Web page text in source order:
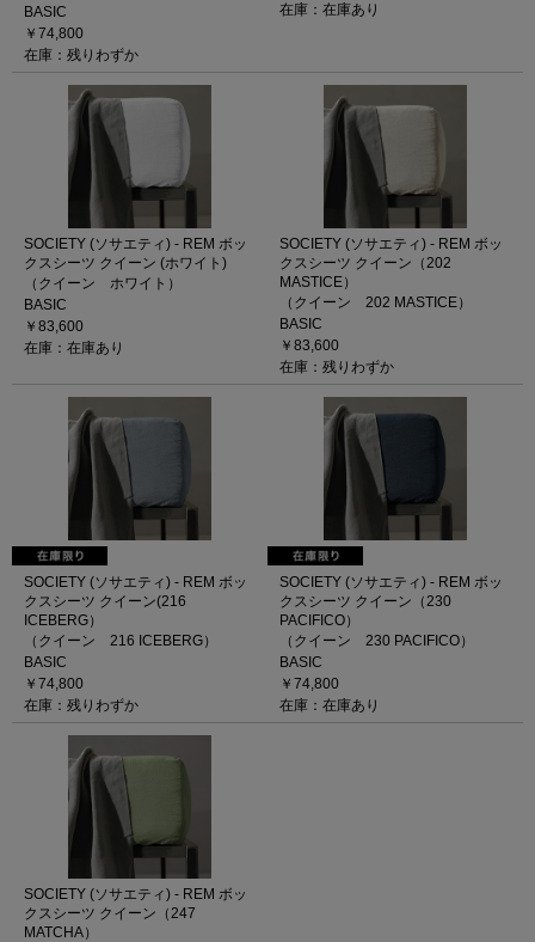
BASIC
￥74,800
在庫：残りわずか
在庫：在庫あり
SOCIETY (ソサエティ) - REM ボッ
クスシーツ クイーン (ホワイト)
（クイーン ホワイト）
BASIC
￥83,600
在庫：在庫あり
SOCIETY (ソサエティ) - REM ボッ
クスシーツ クイーン（202
MASTICE）
（クイーン 202 MASTICE）
BASIC
￥83,600
在庫：残りわずか
SOCIETY (ソサエティ) - REM ボッ
クスシーツ クイーン(216
ICEBERG）
（クイーン 216 ICEBERG）
BASIC
￥74,800
在庫：残りわずか
SOCIETY (ソサエティ) - REM ボッ
クスシーツ クイーン（230
PACIFICO）
（クイーン 230 PACIFICO）
BASIC
￥74,800
在庫：在庫あり
SOCIETY (ソサエティ) - REM ボッ
クスシーツ クイーン（247
MATCHA）